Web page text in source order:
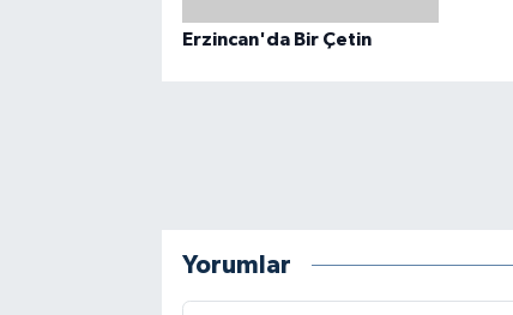
Erzincan'da Bir Çetin
Yorumlar